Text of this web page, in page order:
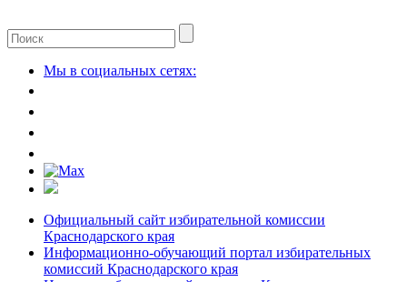
Мы в социальных сетях:
Официальный сайт избирательной комиссии
Краснодарского края
Информационно-обучающий портал избирательных
комиссий Краснодарского края